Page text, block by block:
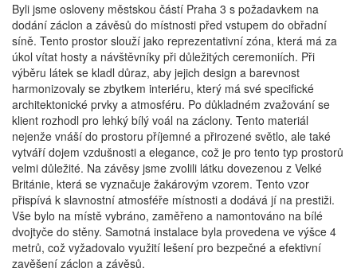
Byli jsme osloveny městskou částí Praha 3 s požadavkem na
dodání záclon a závěsů do místnosti před vstupem do obřadní
síně. Tento prostor slouží jako reprezentativní zóna, která má za
úkol vítat hosty a návštěvníky při důležitých ceremoniích. Při
výběru látek se kladl důraz, aby jejich design a barevnost
harmonizovaly se zbytkem interiéru, který má své specifické
architektonické prvky a atmosféru. Po důkladném zvažování se
klient rozhodl pro lehký bílý voál na záclony. Tento materiál
nejenže vnáší do prostoru příjemné a přirozené světlo, ale také
vytváří dojem vzdušnosti a elegance, což je pro tento typ prostorů
velmi důležité. Na závěsy jsme zvolili látku dovezenou z Velké
Británie, která se vyznačuje žakárovým vzorem. Tento vzor
přispívá k slavnostní atmosféře místnosti a dodává jí na prestiži.
Vše bylo na místě vybráno, zaměřeno a namontováno na bílé
dvojtyče do stěny. Samotná instalace byla provedena ve výšce 4
metrů, což vyžadovalo využití lešení pro bezpečné a efektivní
zavěšení záclon a závěsů.